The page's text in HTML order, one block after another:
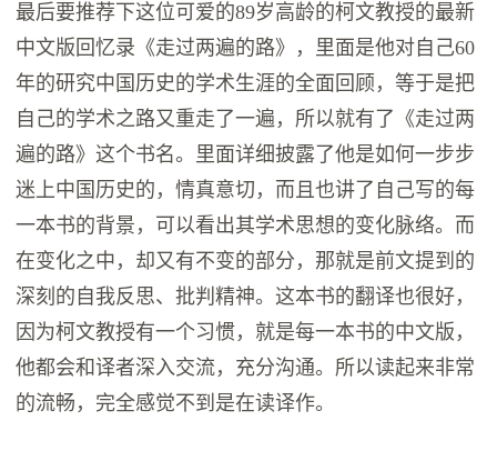
最后要推荐下这位可爱的89岁高龄的柯文教授的最新
中文版回忆录《走过两遍的路》，里面是他对自己60
年的研究中国历史的学术生涯的全面回顾，等于是把
自己的学术之路又重走了一遍，所以就有了《走过两
遍的路》这个书名。里面详细披露了他是如何一步步
迷上中国历史的，情真意切，而且也讲了自己写的每
一本书的背景，可以看出其学术思想的变化脉络。而
在变化之中，却又有不变的部分，那就是前文提到的
深刻的自我反思、批判精神。这本书的翻译也很好，
因为柯文教授有一个习惯，就是每一本书的中文版，
他都会和译者深入交流，充分沟通。所以读起来非常
的流畅，完全感觉不到是在读译作。